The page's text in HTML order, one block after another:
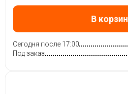
В
Сегодня после 17:00
Под заказ